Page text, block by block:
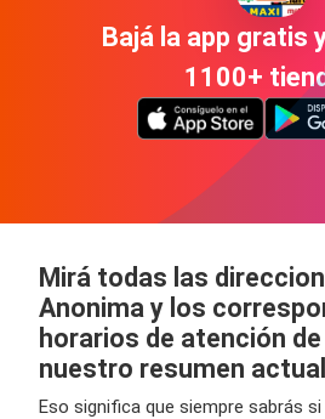
Bajá la app gratis
1100+
Mirá todas las
Anonima y los
horarios de atención
nuestro resumen
Eso significa que siempre sabrás